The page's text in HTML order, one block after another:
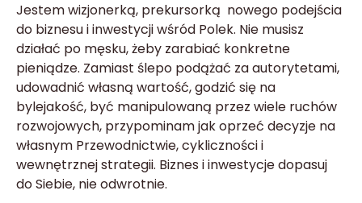
Jestem wizjonerką, prekursorką nowego podejścia
do biznesu i inwestycji wśród Polek. Nie musisz
działać po męsku, żeby zarabiać konkretne
pieniądze. Zamiast ślepo podążać za autorytetami,
udowadnić własną wartość, godzić się na
bylejakość, być manipulowaną przez wiele ruchów
rozwojowych, przypominam jak oprzeć decyzje na
własnym Przewodnictwie, cykliczności i
wewnętrznej strategii. Biznes i inwestycje dopasuj
do Siebie, nie odwrotnie.